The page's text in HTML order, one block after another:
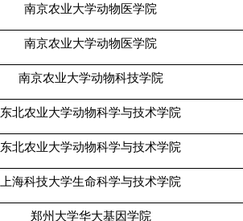
南京农业大学动物医学院
南京农业大学动物医学院
南京农业大学动物科技学院
东北农业大学动物科学与技术学院
东北农业大学动物科学与技术学院
上海科技大学生命科学与技术学院
郑州大学华大基因学院